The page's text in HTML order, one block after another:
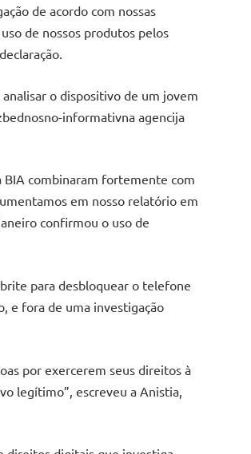
de acordo com nossas
de nossos produtos pelos
o dispositivo de um jovem
informativna agencija
BIA combinaram fortemente com
em nosso relatório em
confirmou o uso de
para desbloquear o telefone
e fora de uma investigação
por exercerem seus direitos à
legítimo”, escreveu a Anistia,